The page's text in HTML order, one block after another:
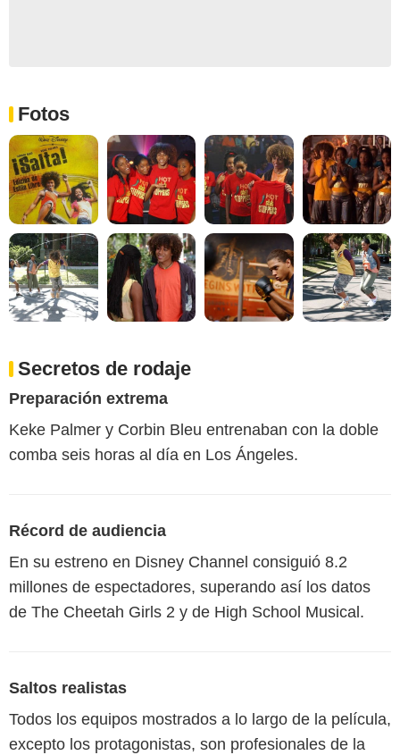
Fotos
Secretos de rodaje
Preparación extrema
Keke Palmer y Corbin Bleu entrenaban con la doble
comba seis horas al día en Los Ángeles.
Récord de audiencia
En su estreno en Disney Channel consiguió 8.2
millones de espectadores, superando así los datos
de The Cheetah Girls 2 y de High School Musical.
Saltos realistas
Todos los equipos mostrados a lo largo de la película,
excepto los protagonistas, son profesionales de la